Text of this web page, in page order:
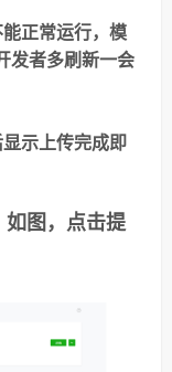
正常运行，模
发者多刷新一会
示上传完成即
图，点击提